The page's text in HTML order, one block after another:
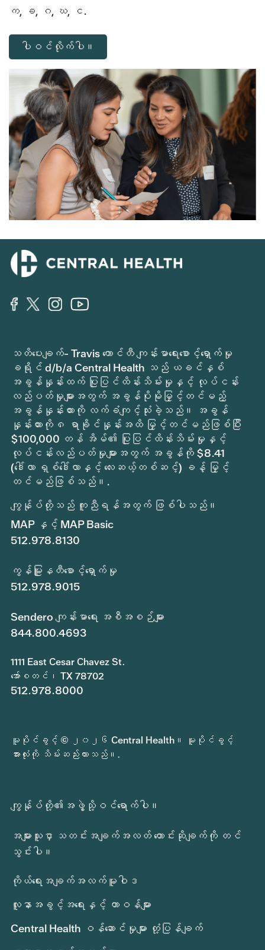
က, ခ, ဂ, ဃ, င.
ပါဝင်လိုက်ပါ။
သတိပေးချက်- Travis ကောင်တီ ကျန်းမာရေးစောင့်ရှောက်မှု
ခရိုင် d/b/a Central Health သည် ယခင်နှစ်
အခွန်နှုန်းထက် ပြုပြင်ထိန်းသိမ်းမှုနှင့် လုပ်ငန်း
လည်ပတ်မှုများအတွက် အခွန်ပိုမိုမြှင့်တင်မည့်
အခွန်နှုန်းထားကို လက်ခံကျင့်သုံးခဲ့သည်။ အခွန်
နှုန်းထားကို ၈ ရာခိုင်နှုန်းအထိ မြှင့်တင်မည်ဖြစ်ပြီး
$100,000 တန် အိမ်၏ ပြုပြင်ထိန်းသိမ်းမှုနှင့်
လုပ်ငန်းလည်ပတ်မှုများအတွက် အခွန်ကို $8.41
(ဒေါ်လာ ရှစ်ဒေါ်လာနှင့် လေးဆယ့်တစ်ဆင့်) ခန့် မြှင့်
တင်မည်ဖြစ်သည်။.
ကျွန်ုပ်တို့သည် ကူညီရန်အတွက် ဖြစ်ပါသည်။
MAP နှင့် MAP Basic
512.978.8130
ကွန်မြူနတီစောင့်ရှောက်မှု
512.978.9015
Sendero ကျန်းမာရေး အစီအစဉ်များ
844.800.4693
1111 East Cesar Chavez St.
အော်စတင်၊ TX 78702
512.978.8000
မူပိုင်ခွင့် © ၂၀၂၆ Central Health။ မူပိုင်ခွင့်
အားလုံးကို သိမ်းဆည်းထားသည်။.
ကျွန်ုပ်တို့၏အဖွဲ့သို့ဝင်ရောက်ပါ။
အများသူငှာ သတင်းအချက်အလတ် တောင်းဆိုချက်ကို တင်
သွင်းပါ။
ကိုယ်ရေးအချက်အလက်မူဝါဒ
လူနာအခွင့်အရေးနှင့် တာဝန်များ
Central Health ဝန်ဆောင်မှုများ တုံ့ပြန်ချက်